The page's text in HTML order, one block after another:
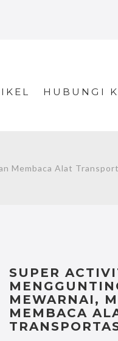
HUBUNGI
Membaca Alat
SUPER
MEWARNAI,
MEMBACA